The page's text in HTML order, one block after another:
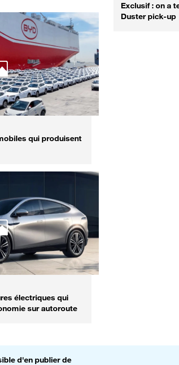
qui produisent
électriques qui
sur autoroute
Exclusif : on a
Duster pick-up
d'en publier de